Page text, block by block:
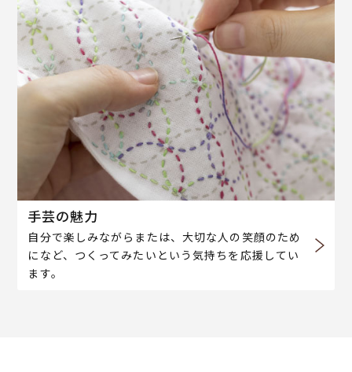
手芸の魅力
自分で楽しみながらまたは、大切な人の笑顔のため
になど、つくってみたいという気持ちを応援してい
ます。